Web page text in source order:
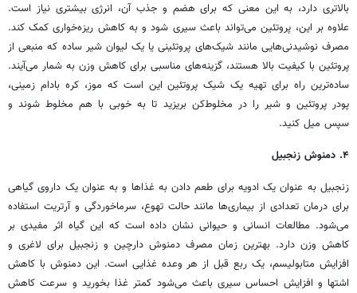
بالاتری دارد، به این معنی که برای هضم و جذب آن، انرژی بیشتری نیاز است.
علاوه بر این، پروتئین می‌تواند باعث سیری شود و به کاهش ریزه‌خواری کمک کند.
مصرف نوشیدنی‌هایی مانند شیک‌های پروتئینی یا یک لیوان شیر ساده که منبعی از
پروتئین با کیفیت بالا هستند، گزینه‌های مناسبی برای کاهش وزن به شمار می‌آیند.
ساده‌ترین راه برای تهیه یک شیک پروتئین این است که موز، کره بادام زمینی،
پودر پروتئین و شیر را در مخلوط‌کن بریزید تا به خوبی با هم مخلوط شوند و
سپس میل کنید.
۴. دمنوش زنجبیل
زنجبیل به عنوان یک ادویه برای طعم دادن به غذاها و به عنوان یک داروی گیاهی
برای درمان تعدادی از بیماری‌ها مانند حالت تهوع، سرماخوردگی و آرتریت استفاده
می‌شود. مطالعات انسانی و حیوانی نشان داده است که این گیاه اثر مفیدی بر
کاهش وزن دارد. بهترین زمان مصرف دمنوش دارچین و زنجبیل برای لاغری و
افزایش متابولیسم، یک ربع قبل از هر وعده غذایی است. این دمنوش با کاهش
اشتها و افزایش احساس سیری باعث می‌شود کمتر غذا بخورید و سرعت کاهش